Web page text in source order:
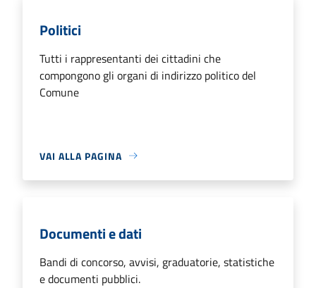
Politici
Tutti i rappresentanti dei cittadini che
compongono gli organi di indirizzo politico del
Comune
VAI ALLA PAGINA
Documenti e dati
Bandi di concorso, avvisi, graduatorie, statistiche
e documenti pubblici.